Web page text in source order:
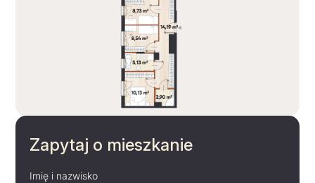
Zapytaj o mieszkanie
Imię i nazwisko